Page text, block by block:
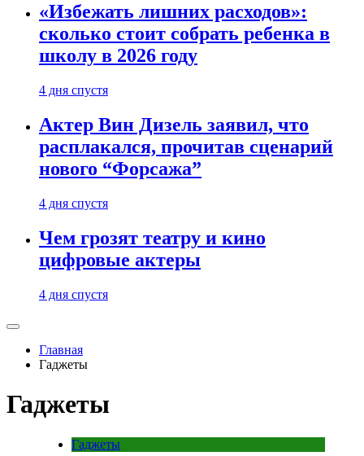
«Избежать лишних расходов»:
сколько стоит собрать ребенка в
школу в 2026 году
4 дня спустя
Актер Вин Дизель заявил, что
расплакался, прочитав сценарий
нового “Форсажа”
4 дня спустя
Чем грозят театру и кино
цифровые актеры
4 дня спустя
Главная
Гаджеты
Гаджеты
Гаджеты